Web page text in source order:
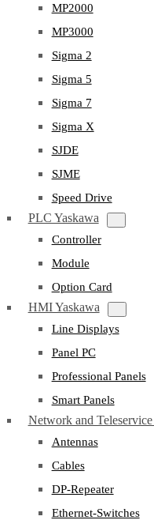
MP2000
MP3000
Sigma 2
Sigma 5
Sigma 7
Sigma X
SJDE
SJME
Speed Drive
PLC Yaskawa
Controller
Module
Option Card
HMI Yaskawa
Line Displays
Panel PC
Professional Panels
Smart Panels
Network and
Antennas
Cables
DP-Repeater
Ethernet-Switches